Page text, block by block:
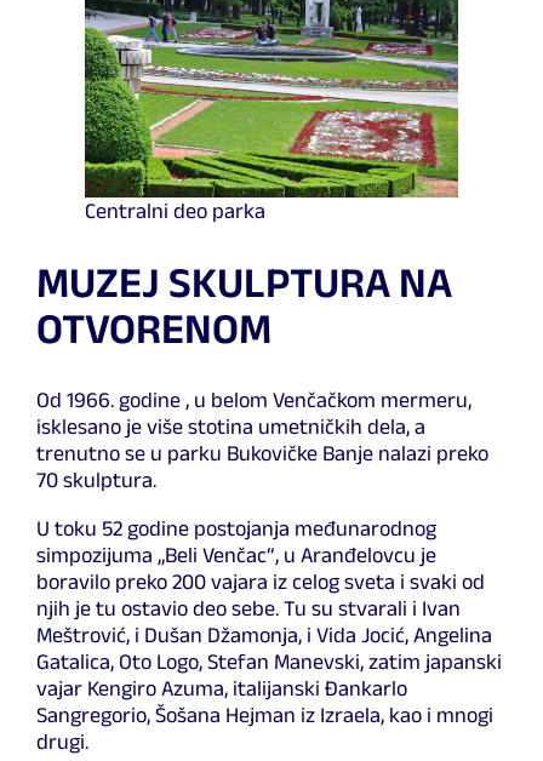
Centralni deo parka
MUZEJ SKULPTURA NA
OTVORENOM
Od 1966. godine , u belom Venčačkom mermeru,
isklesano je više stotina umetničkih dela, a
trenutno se u parku Bukovičke Banje nalazi preko
70 skulptura.
U toku 52 godine postojanja međunarodnog
simpozijuma „Beli Venčac“, u Aranđelovcu je
boravilo preko 200 vajara iz celog sveta i svaki od
njih je tu ostavio deo sebe. Tu su stvarali i Ivan
Meštrović, i Dušan Džamonja, i Vida Jocić, Angelina
Gatalica, Oto Logo, Stefan Manevski, zatim japanski
vajar Kengiro Azuma, italijanski Đankarlo
Sangregorio, Šošana Hejman iz Izraela, kao i mnogi
drugi.